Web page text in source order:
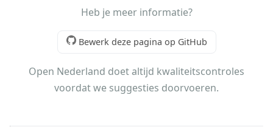
Heb je meer informatie?
Bewerk deze pagina op GitHub
Open Nederland doet altijd kwaliteitscontroles
voordat we suggesties doorvoeren.